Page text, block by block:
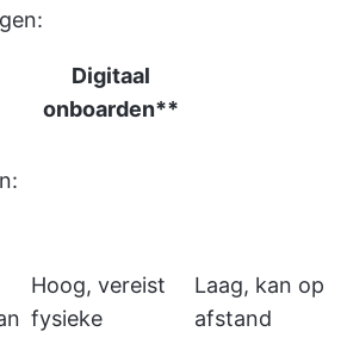
Digitaal
onboarden**
Hoog, vereist
fysieke
Laag, kan op
afstand